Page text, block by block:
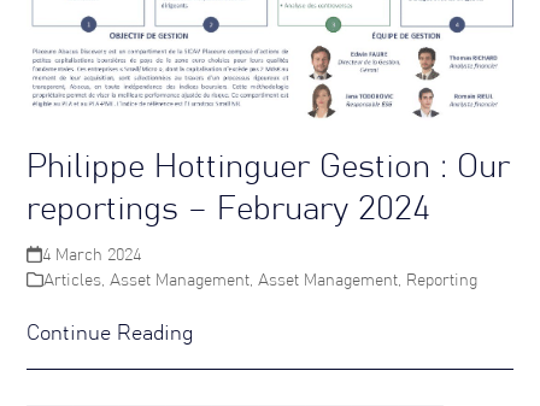
Philippe Hottinguer Gestion : Our
reportings – February 2024
4 March 2024
Articles,Asset Management,Asset Management, Reporting
Continue Reading